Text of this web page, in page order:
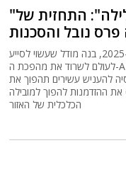
"אנשים יהפכו למיליארדרים בן לילה": התחזית של
פרס נובל והסכנות
פרופ' פיליפ אגיון, זוכה פרס נובל לכלכלה ב-2025, בנה מודל שעשוי לסייע
לעולם לשרוד את מהפכת ה-AI • בראיון מיוחד לגלובס הוא מסביר מדוע לא צריך
להעניש עשירים תהפוך את
ההזדמנות להפוך למובילה
הכלכלית של האזור